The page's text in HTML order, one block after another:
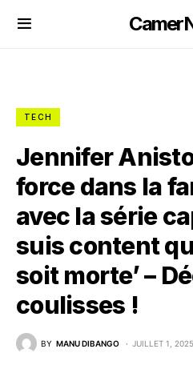
TECH
Jennifer
force dans la
avec la série
suis content
soit morte’ –
coulisses !
BY MANU DIBANGO JUILLET 1, 2025